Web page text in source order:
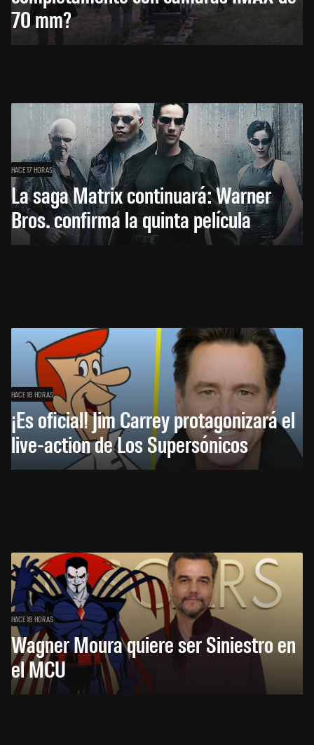
70 mm?
HACE 17 HORAS
La saga Matrix continuará: Warner
Bros. confirma la quinta película
HACE 18 HORAS
¡Es oficial! Jim Carrey protagonizará el
live-action de Los Supersónicos
HACE 18 HORAS
Wagner Moura quiere ser Siniestro en
el MCU